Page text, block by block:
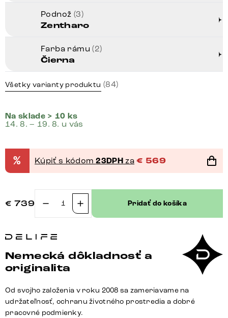
Podnož (3)
Zentharo
Farba rámu(2)
Čierna
Všetky varianty produktu (84)
Na sklade > 10 ks
14. 8. – 19. 8. u vás
% Kúpiť s kódom23DPH za € 569
€ 739
množstvo
stolík
polygonálny
140×50
keramika
Laminam®
Pridať do košíka
Nemecká dôkladnosť a
originalita
Od svojho založenia v roku 2008 sa zameriavame na
udržateľnosť, ochranu životného prostredia a dobré
pracovné podmienky.